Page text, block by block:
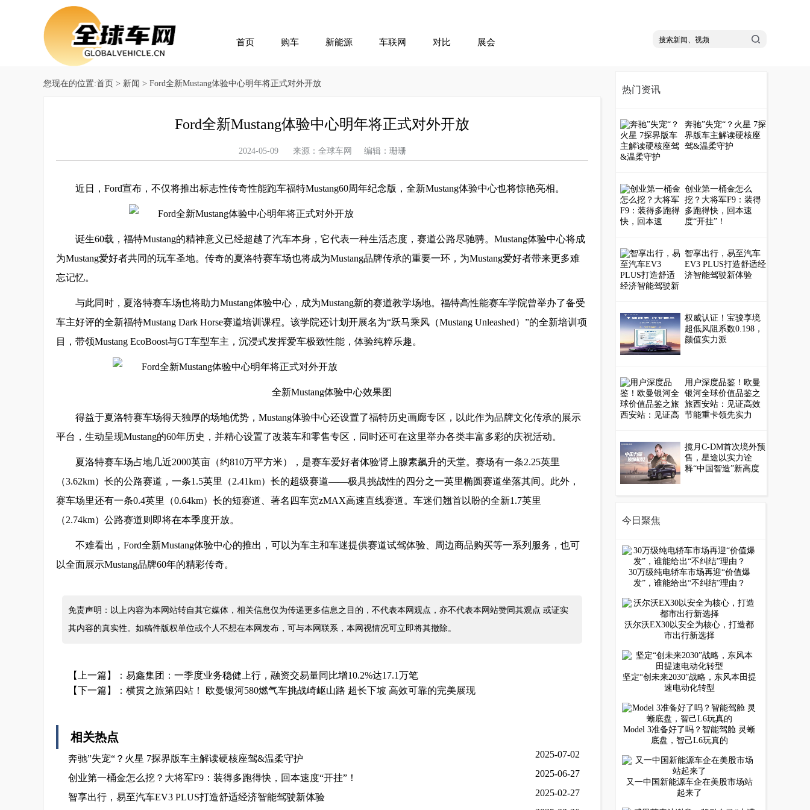
首页 购车 新能源 车联网 对比 展会
您现在的位置:首页 > 新闻 > Ford全新Mustang体验中心明年将正式对外开放
Ford全新Mustang体验中心明年将正式对外开放
2024-05-09 来源：全球车网 编辑：珊珊
近日，Ford宣布，不仅将推出标志性传奇性能跑车福特Mustang60周年纪念版，全新Mustang体验中心也将惊艳亮相。
诞生60载，福特Mustang的精神意义已经超越了汽车本身，它代表一种生活态度，赛道公路尽驰骋。Mustang体验中心将成
为Mustang爱好者共同的玩车圣地。传奇的夏洛特赛车场也将成为Mustang品牌传承的重要一环，为Mustang爱好者带来更多难
忘记忆。
与此同时，夏洛特赛车场也将助力Mustang体验中心，成为Mustang新的赛道教学场地。福特高性能赛车学院曾举办了备受
车主好评的全新福特Mustang Dark Horse赛道培训课程。该学院还计划开展名为“跃马乘风（Mustang Unleashed）”的全新培训项
目，带领Mustang EcoBoost与GT车型车主，沉浸式发挥爱车极致性能，体验纯粹乐趣。
全新Mustang体验中心效果图
得益于夏洛特赛车场得天独厚的场地优势，Mustang体验中心还设置了福特历史画廊专区，以此作为品牌文化传承的展示
平台，生动呈现Mustang的60年历史，并精心设置了改装车和零售专区，同时还可在这里举办各类丰富多彩的庆祝活动。
夏洛特赛车场占地几近2000英亩（约810万平方米），是赛车爱好者体验肾上腺素飙升的天堂。赛场有一条2.25英里
（3.62km）长的公路赛道，一条1.5英里（2.41km）长的超级赛道——极具挑战性的四分之一英里椭圆赛道坐落其间。此外，
赛车场里还有一条0.4英里（0.64km）长的短赛道、著名四车宽zMAX高速直线赛道。车迷们翘首以盼的全新1.7英里
（2.74km）公路赛道则即将在本季度开放。
不难看出，Ford全新Mustang体验中心的推出，可以为车主和车迷提供赛道试驾体验、周边商品购买等一系列服务，也可
以全面展示Mustang品牌60年的精彩传奇。
免责声明：以上内容为本网站转自其它媒体，相关信息仅为传递更多信息之目的，不代表本网观点，亦不代表本网站赞同其观点 或证实
其内容的真实性。如稿件版权单位或个人不想在本网发布，可与本网联系，本网视情况可立即将其撤除。
【上一篇】： 易鑫集团：一季度业务稳健上行，融资交易量同比增10.2%达17.1万笔
【下一篇】： 横贯之旅第四站！ 欧曼银河580燃气车挑战崎岖山路 超长下坡 高效可靠的完美展现
相关热点
奔驰”失宠“？火星 7探界版车主解读硬核座驾&温柔守护 2025-07-02
创业第一桶金怎么挖？大将军F9：装得多跑得快，回本速度“开挂”！ 2025-06-27
智享出行，易至汽车EV3 PLUS打造舒适经济智能驾驶新体验
2025-02-27
热门资讯
奔驰”失宠“？火星 7探
界版车主解读硬核座
驾&温柔守护
创业第一桶金怎么
挖？大将军F9：装得
多跑得快，回本速
度“开挂”！
智享出行，易至汽车
EV3 PLUS打造舒适经
济智能驾驶新体验
权威认证！宝骏享境
超低风阻系数0.198，
颜值实力派
用户深度品鉴！欧曼
银河全球价值品鉴之
旅西安站：见证高效
节能重卡领先实力
揽月C-DM首次境外预
售，星途以实力诠
释“中国智造”新高度
今日聚焦
30万级纯电轿车市场再迎“价值爆
发”，谁能给出“不纠结”理由？
沃尔沃EX30以安全为核心，打造都
市出行新选择
坚定“创未来2030”战略，东风本田提
速电动化转型
Model 3准备好了吗？智能驾舱 灵蜥
底盘，智己L6玩真的
又一中国新能源车企在美股市场站
起来了